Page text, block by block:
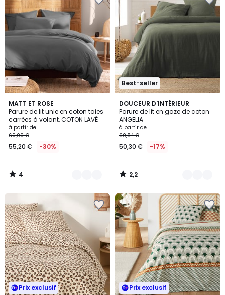
MATT ET ROSE
Parure de lit unie en coton taies
carrées à volant, COTON LAVÉ
à partir de
69,00 €
55,20 € -30%
4
/
5
7
Couleurs
4
/
Best-seller
DOUCEUR D'INTÉRIEUR
Parure de lit en gaze de coton
ANGELIA
à partir de
60,84 €
50,30 € -17%
2,2
/ 5
9
Couleurs
2,2
/
Prix exclusif Prix exclusif